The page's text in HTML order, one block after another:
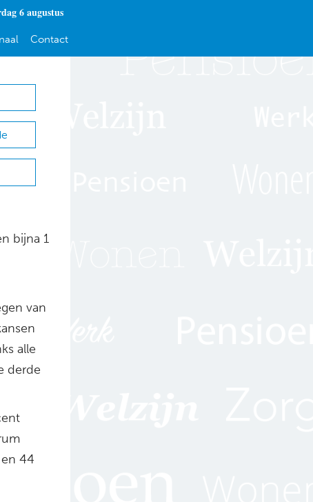
6 augustus
Contact
bijna 1
van
alle
derde
44